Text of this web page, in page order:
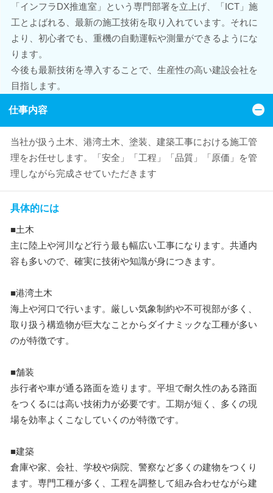
「インフラDX推進室」という専門部署を立上げ、「ICT」施
工とよばれる、最新の施工技術を取り入れています。それに
より、初心者でも、重機の自動運転や測量ができるようにな
ります。
今後も最新技術を導入することで、生産性の高い建設会社を
目指します。
仕事内容
当社が扱う土木、港湾土木、塗装、建築工事における施工管
理をお任せします。「安全」「工程」「品質」「原価」を管
理しながら完成させていただきます
具体的には
■土木
主に陸上や河川など行う最も幅広い工事になります。共通内
容も多いので、確実に技術や知識が身につきます。
■港湾土木
海上や河口で行います。厳しい気象制約や不可視部が多く、
取り扱う構造物が巨大なことからダイナミックな工種が多い
のが特徴です。
■舗装
歩行者や車が通る路面を造ります。平坦で耐久性のある路面
をつくるには高い技術力が必要です。工期が短く、多くの現
場を効率よくこなしていくのが特徴です。
■建築
倉庫や家、会社、学校や病院、警察など多くの建物をつくり
ます。専門工種が多く、工程を調整して組み合わせながら建